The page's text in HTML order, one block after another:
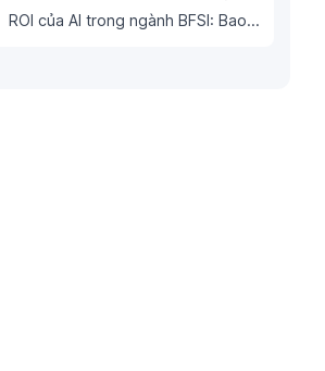
doanh thu?
ROI của AI trong ngành BFSI: Bao